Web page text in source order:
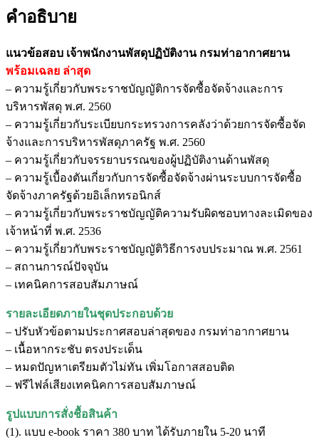
คำอธิบาย
แนวข้อสอบ เจ้าพนักงานพัสดุปฏิบัติงาน กรมท่าอากาศยาน
พร้อมเฉลย ล่าสุด
– ความรู้เกี่ยวกับพระราชบัญญัติการจัดซื้อจัดจ้างและการ
บริหารพัสดุ พ.ศ. 2560
– ความรู้เกี่ยวกับระเบียบกระทรวงการคลังว่าด้วยการจัดซื้อจัด
จ้างและการบริหารพัสดุภาครัฐ พ.ศ. 2560
– ความรู้เกี่ยวกับจรรยาบรรณของผู้ปฏิบัติงานด้านพัสดุ
– ความรู้เบื้องตันเกี่ยวกับการจัดซื้อจัดจ้างผ่านระบบการจัดซื้อ
จัดจ้างภาครัฐด้วยอิเล็กทรอนิกส์
– ความรู้เกี่ยวกับพระราชบัญญัติความรับผิดชอบทางละเมิดของ
เจ้าหน้าที่ พ.ศ. 2536
– ความรู้เกี่ยวกับพระราชบัญญัติวิธีการงบประมาณ พ.ศ. 2561
– สถานการณ์ปัจจุบัน
– เทคนิคการสอบสัมภาษณ์
รายละเอียดภายในชุดประกอบด้วย
– ปรับหัวข้อตามประกาศสอบล่าสุดของ กรมท่าอากาศยาน
– เนื้อหากระชับ ตรงประเด็น
– หมดปัญหาเตรียมตัวไม่ทัน เพิ่มโอกาสสอบติด
– ฟรีไฟล์เสียงเทคนิคการสอบสัมภาษณ์
รูปแบบการสั่งชื้อสินค้า
(1). แบบ e-book ราคา 380 บาท ได้รับภายใน 5-20 นาที